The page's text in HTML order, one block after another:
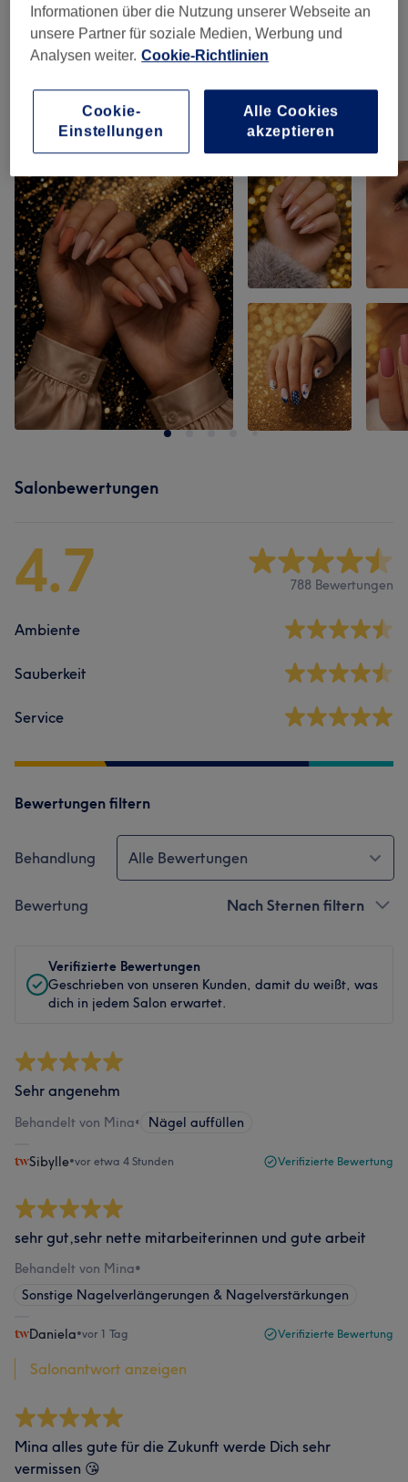
Manicure & Pedicure 6 ab CHF 40
Nagelmodellagen (6)
Unsere Arbeit
Bild anklicken für weitere Details
Salonbewertungen
4.7 788 Bewertungen
Ambiente
Sauberkeit
Service
Bewertungen filtern
Behandlung Alle Bewertungen
Bewertung Nach Sternen filtern
Verifizierte Bewertungen
Geschrieben von unseren Kunden, damit du weißt, was
dich in jedem Salon erwartet.
Sehr angenehm
Behandelt von Mina• Nägel auffüllen
Sibylle•vor etwa 4 Stunden Verifizierte Bewertung
sehr gut,sehr nette mitarbeiterinnen und gute arbeit
Behandelt von Mina•
Sonstige Nagelverlängerungen & Nagelverstärkungen
Daniela•vor 1 Tag Verifizierte Bewertung
Salonantwort anzeigen
Mina alles gute für die Zukunft werde Dich sehr
vermissen 😘
Informationen über die Nutzung unserer Webseite an
unsere Partner für soziale Medien, Werbung und
Analysen weiter. Cookie-Richtlinien
Alle Cookies
akzeptieren
Cookie-
Einstellungen